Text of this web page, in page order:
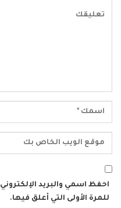
احفظ اسمي والبريد
للمرة الأولى التي أعلق فيها.